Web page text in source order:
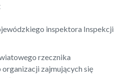
inspektora Inspekcji
rzecznika
zajmujących się